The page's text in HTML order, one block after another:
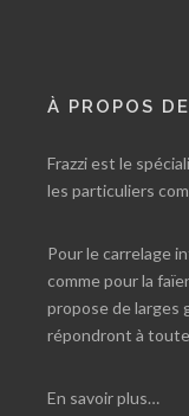
À PROPOS
Frazzi est le
les particuliers
Pour le carrelage
comme pour la
propose de larges
répondront à
En savoir plus…